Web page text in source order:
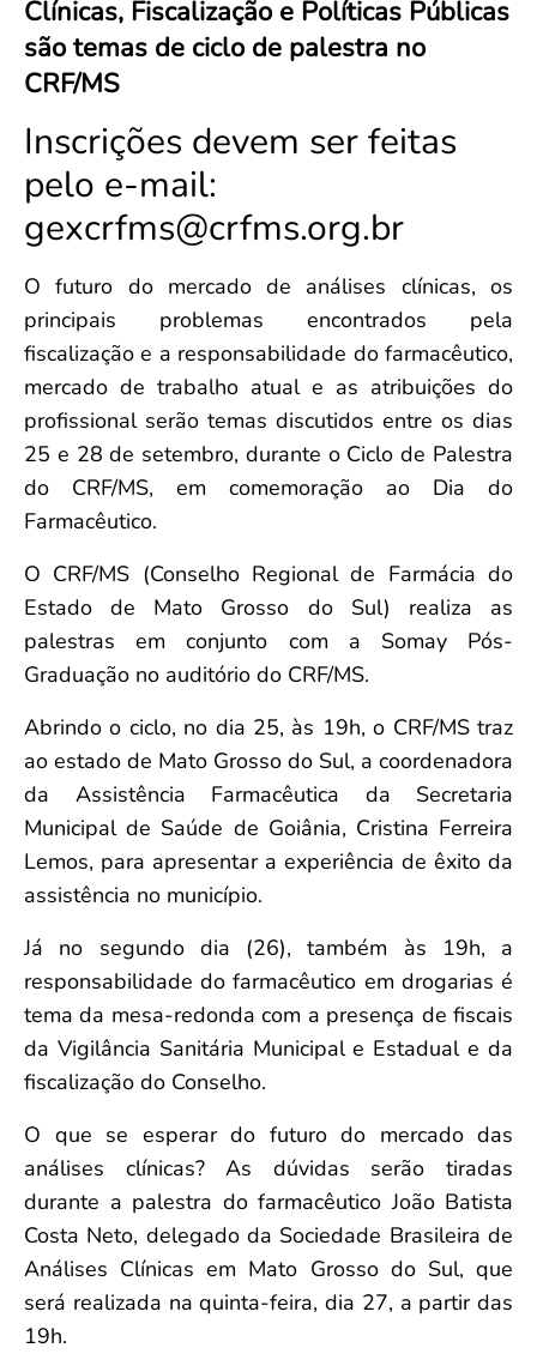
Convenção Coletiva 2025/2026 – Piso salarial Farmácias e Drogaria
Consulta de Farmacêuticos e Estabelecimentos Inscritos no CRF/MS
Saúde Pública e Indígena
Calendário Eleitoral
Candidatos
Votação
Dúvidas Frequentes
Eleições Anteriores
Clínicas, Fiscalização e Políticas Públicas
são temas de ciclo de palestra no
CRF/MS
Inscrições devem ser feitas
pelo e-mail:
gexcrfms@crfms.org.br
O futuro do mercado de análises clínicas, os
principais problemas encontrados pela
fiscalização e a responsabilidade do farmacêutico,
mercado de trabalho atual e as atribuições do
profissional serão temas discutidos entre os dias
25 e 28 de setembro, durante o Ciclo de Palestra
do CRF/MS, em comemoração ao Dia do
Farmacêutico.
O CRF/MS (Conselho Regional de Farmácia do
Estado de Mato Grosso do Sul) realiza as
palestras em conjunto com a Somay Pós-
Graduação no auditório do CRF/MS.
Abrindo o ciclo, no dia 25, às 19h, o CRF/MS traz
ao estado de Mato Grosso do Sul, a coordenadora
da Assistência Farmacêutica da Secretaria
Municipal de Saúde de Goiânia, Cristina Ferreira
Lemos, para apresentar a experiência de êxito da
assistência no município.
Já no segundo dia (26), também às 19h, a
responsabilidade do farmacêutico em drogarias é
tema da mesa-redonda com a presença de fiscais
da Vigilância Sanitária Municipal e Estadual e da
fiscalização do Conselho.
O que se esperar do futuro do mercado das
análises clínicas? As dúvidas serão tiradas
durante a palestra do farmacêutico João Batista
Costa Neto, delegado da Sociedade Brasileira de
Análises Clínicas em Mato Grosso do Sul, que
será realizada na quinta-feira, dia 27, a partir das
19h.